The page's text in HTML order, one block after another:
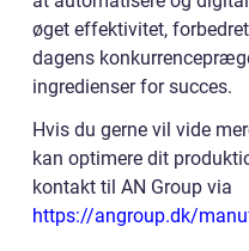
øget effektivitet,
dagens
ingredienser for succes.
Hvis du gerne vil vide
kan optimere dit
kontakt til AN Group via
https://angroup.dk/